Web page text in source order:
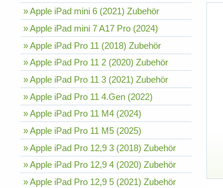
» Apple iPad mini 6 (2021) Zubehör
» Apple iPad mini 7 A17 Pro (2024)
» Apple iPad Pro 11 (2018) Zubehör
» Apple iPad Pro 11 2 (2020) Zubehör
» Apple iPad Pro 11 3 (2021) Zubehör
» Apple iPad Pro 11 4.Gen (2022)
» Apple iPad Pro 11 M4 (2024)
» Apple iPad Pro 11 M5 (2025)
» Apple iPad Pro 12,9 3 (2018) Zubehör
» Apple iPad Pro 12,9 4 (2020) Zubehör
» Apple iPad Pro 12,9 5 (2021) Zubehör